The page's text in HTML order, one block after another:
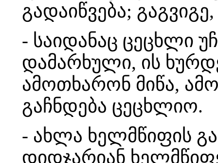
გადაიწვება;
- საიდანაც ცეცხლი
დამარხული, ის
ამოთხარონ მიწა,
გაჩნდება ცეცხლიო.
- ახლა ხელმწიფის
დიდჯარიან